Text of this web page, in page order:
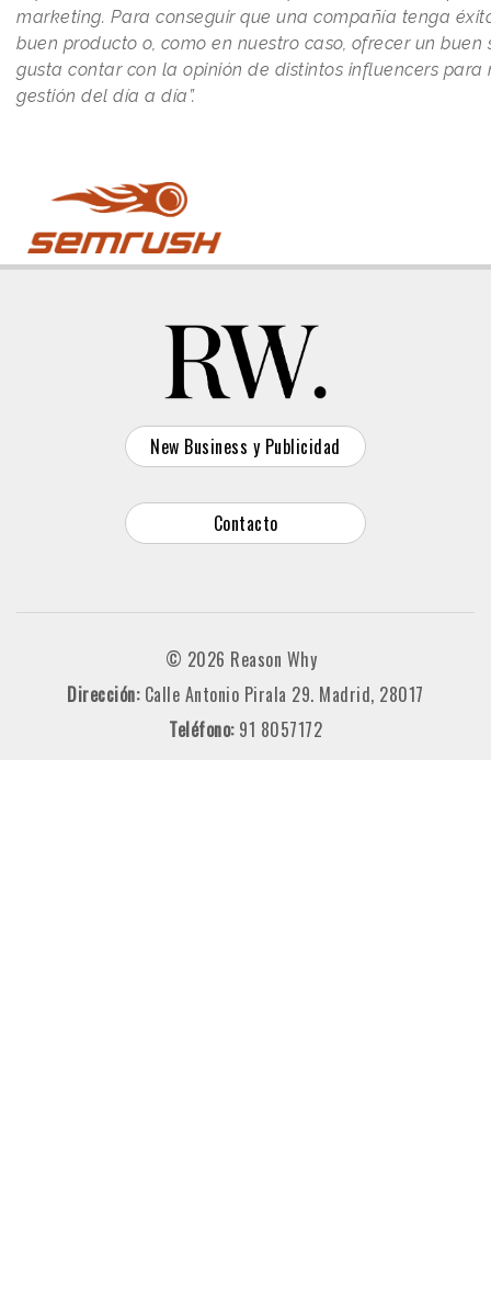
marketing. Para conseguir que una compañía tenga
buen producto o, como en nuestro caso, ofrecer un buen
gusta contar con la opinión de distintos influencers para
gestión del día a día”.
New Business y Publicidad
Contacto
© 2026 Reason Why
Dirección: Calle Antonio Pirala 29. Madrid, 28017
Teléfono: 91 8057172